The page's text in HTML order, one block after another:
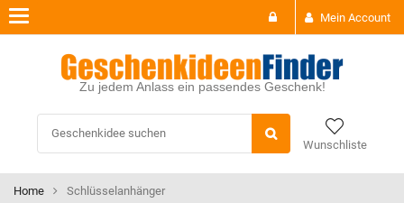
Mein Account
Zu jedem Anlass ein passendes Geschenk!
Wunschliste
Toggle
navigation
Home Schlüsselanhänger